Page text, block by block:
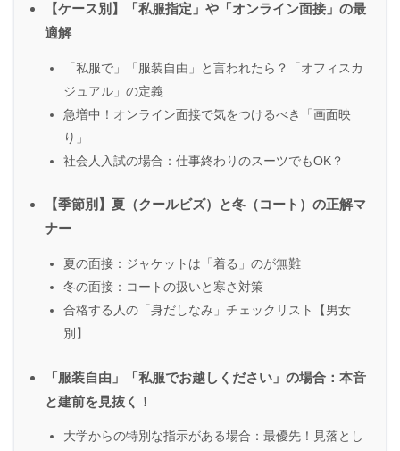
【ケース別】「私服指定」や「オンライン面接」の最
適解
「私服で」「服装自由」と言われたら？「オフィスカ
ジュアル」の定義
急増中！オンライン面接で気をつけるべき「画面映
り」
社会人入試の場合：仕事終わりのスーツでもOK？
【季節別】夏（クールビズ）と冬（コート）の正解マ
ナー
夏の面接：ジャケットは「着る」のが無難
冬の面接：コートの扱いと寒さ対策
合格する人の「身だしなみ」チェックリスト【男女
別】
「服装自由」「私服でお越しください」の場合：本音
と建前を見抜く！
大学からの特別な指示がある場合：最優先！見落とし